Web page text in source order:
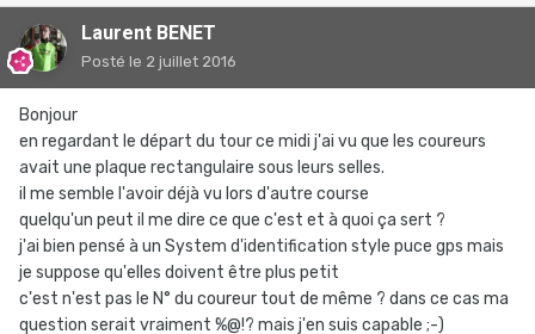
Laurent BENET
Posté le 2 juillet 2016
Bonjour
en regardant le départ du tour ce midi j'ai vu que les coureurs
avait une plaque rectangulaire sous leurs selles.
il me semble l'avoir déjà vu lors d'autre course
quelqu'un peut il me dire ce que c'est et à quoi ça sert ?
j'ai bien pensé à un System d'identification style puce gps mais
je suppose qu'elles doivent être plus petit
c'est n'est pas le N° du coureur tout de même ? dans ce cas ma
question serait vraiment %@!? mais j'en suis capable ;-)